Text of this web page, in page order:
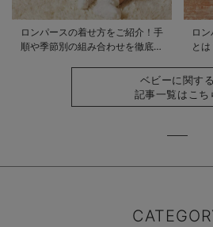
ロンパースの着せ方をご紹介！手
順や季節別の組み合わせを徹底解
ロ
と
ベビーに関する
記事一覧はこち